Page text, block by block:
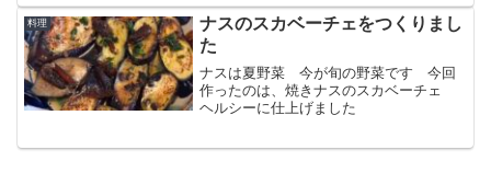
エは翌日弁当のおかずに転用しました
冷めても美味しかったです！
料理
ナスのスカベーチェをつくりまし
た
ナスは夏野菜 今が旬の野菜です 今回
作ったのは、焼きナスのスカベーチェ
ヘルシーに仕上げました